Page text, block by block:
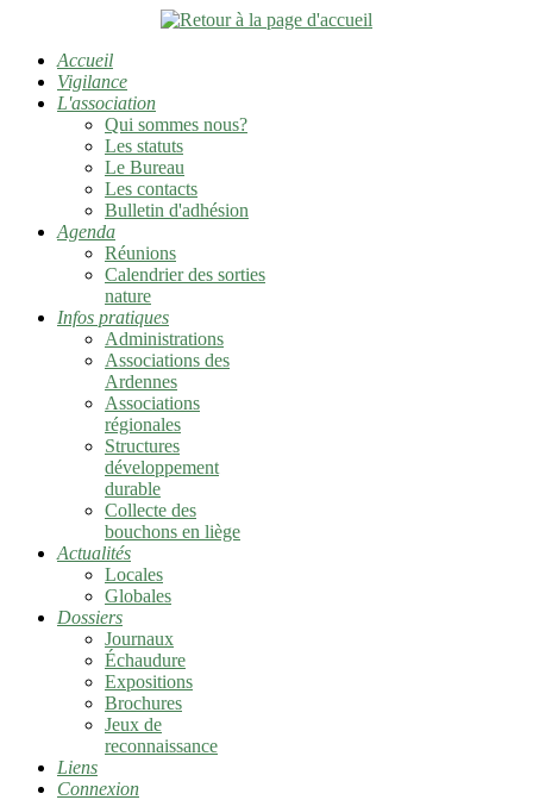
Accueil
Vigilance
L'association
Qui sommes nous?
Les statuts
Le Bureau
Les contacts
Bulletin d'adhésion
Agenda
Réunions
Calendrier des sorties
nature
Infos pratiques
Administrations
Associations des
Ardennes
Associations
régionales
Structures
développement
durable
Collecte des
bouchons en liège
Actualités
Locales
Globales
Dossiers
Journaux
Échaudure
Expositions
Brochures
Jeux de
reconnaissance
Liens
Connexion